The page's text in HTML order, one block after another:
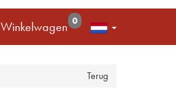
Winkelwagen 0
Terug